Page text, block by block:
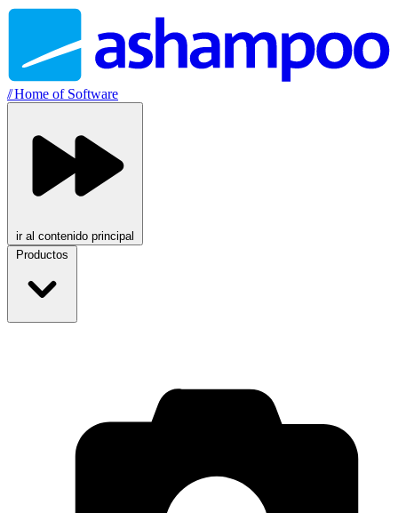
//Home of Software
ir al contenido principal
Productos